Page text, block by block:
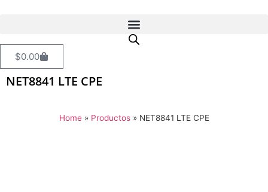
$0.00
NET8841 LTE CPE
Home» Productos» NET8841 LTE CPE